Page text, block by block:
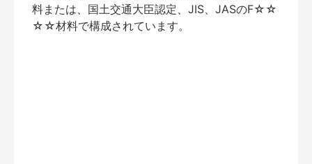
料または、国土交通大臣認定、JIS、JASのF☆☆
☆☆材料で構成されています。